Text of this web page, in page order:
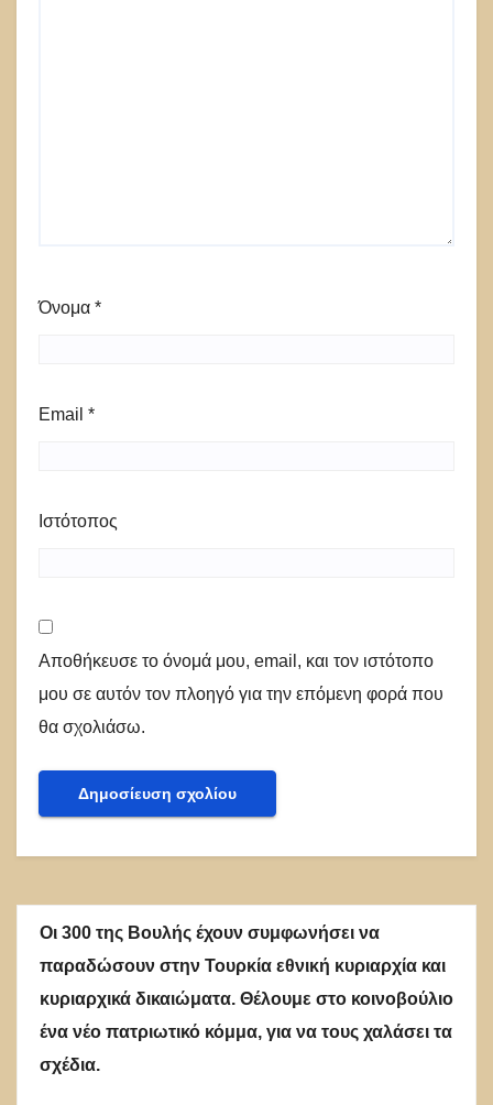
Όνομα *
Email *
Ιστότοπος
Αποθήκευσε το όνομά μου, email, και τον ιστότοπο
μου σε αυτόν τον πλοηγό για την επόμενη φορά που
θα σχολιάσω.
Οι 300 της Βουλής έχουν συμφωνήσει να
παραδώσουν στην Τουρκία εθνική κυριαρχία και
κυριαρχικά δικαιώματα. Θέλουμε στο κοινοβούλιο
ένα νέο πατριωτικό κόμμα, για να τους χαλάσει τα
σχέδια.